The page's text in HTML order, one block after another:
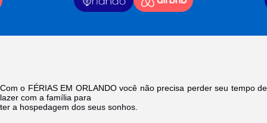
Com o FÉRIAS EM ORLANDO você não precisa perder seu tempo de
lazer com a família para
ter a hospedagem dos seus sonhos.